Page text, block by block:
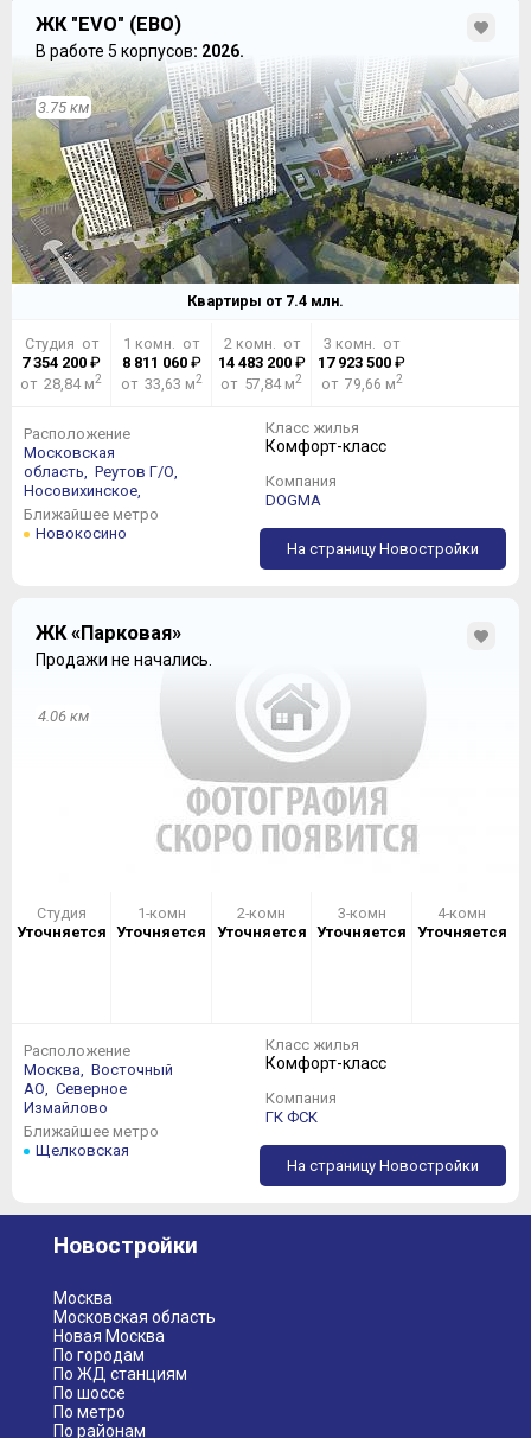
ЖК "EVO" (ЕВО)
В работе 5 корпусов: 2026.
3.75 км
Квартиры от 7.4 млн.
Студия от
7 354 200 ₽
от 28,84 м2
1 комн. от
8 811 060₽
от 33,63 м2
2 комн. от
14 483 200₽
от 57,84 м2
3 комн. от
17 923 500 ₽
от 79,66 м2
Расположение
Московская
область,
Реутов Г/О,
Носовихинское,
Ближайшее метро
Новокосино
Класс жилья
Комфорт-класс
Компания
DOGMA
На страницу Новостройки
ЖК «Парковая»
Продажи не начались.
4.06 км
Студия
Уточняется
1-комн
Уточняется
2-комн
Уточняется
3-комн
Уточняется
4-комн
Уточняется
Расположение
Москва,
Восточный
АО,
Северное
Измайлово
Ближайшее метро
Щелковская
Класс жилья
Комфорт-класс
Компания
ГК ФСК
На страницу Новостройки
Новостройки
Москва
Московская область
Новая Москва
По городам
По ЖД станциям
По шоссе
По метро
По районам